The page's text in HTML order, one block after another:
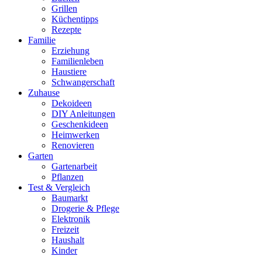
Grillen
Küchentipps
Rezepte
Familie
Erziehung
Familienleben
Haustiere
Schwangerschaft
Zuhause
Dekoideen
DIY Anleitungen
Geschenkideen
Heimwerken
Renovieren
Garten
Gartenarbeit
Pflanzen
Test & Vergleich
Baumarkt
Drogerie & Pflege
Elektronik
Freizeit
Haushalt
Kinder